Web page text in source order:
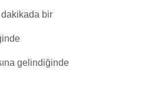
bir
gelindiğinde